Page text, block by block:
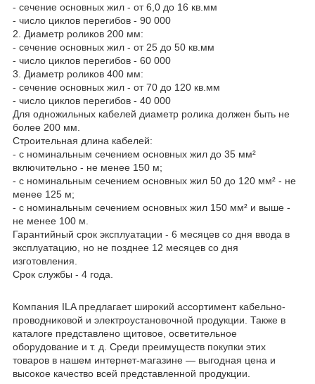
- сечение основных жил - от 6,0 до 16 кв.мм
- число циклов перегибов - 90 000
2. Диаметр роликов 200 мм:
- сечение основных жил - от 25 до 50 кв.мм
- число циклов перегибов - 60 000
3. Диаметр роликов 400 мм:
- сечение основных жил - от 70 до 120 кв.мм
- число циклов перегибов - 40 000
Для одножильных кабелей диаметр ролика должен быть не
более 200 мм.
Строительная длина кабелей:
- с номинальным сечением основных жил до 35 мм²
включительно - не менее 150 м;
- с номинальным сечением основных жил 50 до 120 мм² - не
менее 125 м;
- с номинальным сечением основных жил 150 мм² и выше -
не менее 100 м.
Гарантийный срок эксплуатации - 6 месяцев со дня ввода в
эксплуатацию, но не позднее 12 месяцев со дня
изготовления.
Срок службы - 4 года.
Компания ILA предлагает широкий ассортимент кабельно-
проводниковой и электроустановочной продукции. Также в
каталоге представлено щитовое, осветительное
оборудование и т. д. Среди преимуществ покупки этих
товаров в нашем интернет-магазине — выгодная цена и
высокое качество всей представленной продукции.